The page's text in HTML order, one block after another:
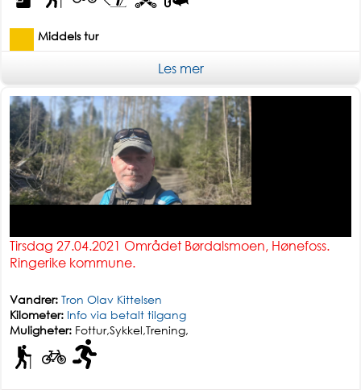
Middels tur
Les mer
Tirsdag 27.04.2021 Området Børdalsmoen, Hønefoss.
Ringerike kommune.
Vandrer: Tron Olav Kittelsen
Kilometer: Info via betalt tilgang
Muligheter: Fottur,Sykkel,Trening,